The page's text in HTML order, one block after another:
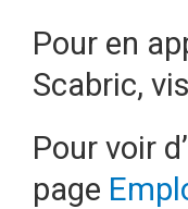
Pour en
Scabric,
Pour voir
page